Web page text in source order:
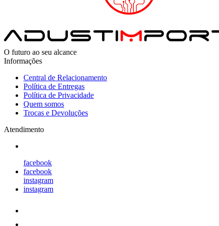
O futuro ao seu alcance
Informações
Central de Relacionamento
Política de Entregas
Política de Privacidade
Quem somos
Trocas e Devoluções
Atendimento
facebook
facebook
instagram
instagram